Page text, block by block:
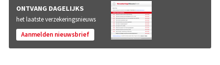
ONTVANG DAGELIJKS
het laatste verzekeringsnieuws
Aanmelden nieuwsbrief